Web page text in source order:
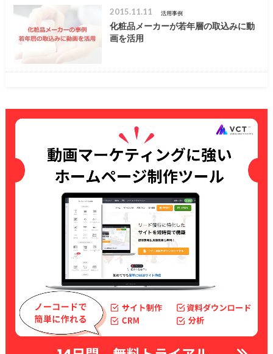
2015.11.11 活用事例
化粧品メーカーが若年層の取込みに動
画を活用